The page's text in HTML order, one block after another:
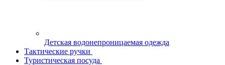
Детская водонепроницаемая одежда
Тактические ручки
Туристическая посуда